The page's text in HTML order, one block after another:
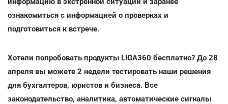
ознакомиться с информацией о проверках и
подготовиться к встрече.
Хотели попробовать продукты LIGA360 бесплатно? До 28
апреля вы можете 2 недели тестировать наши решения
для бухгалтеров, юристов и бизнеса. Все
законодательство, аналитика, автоматические сигналы